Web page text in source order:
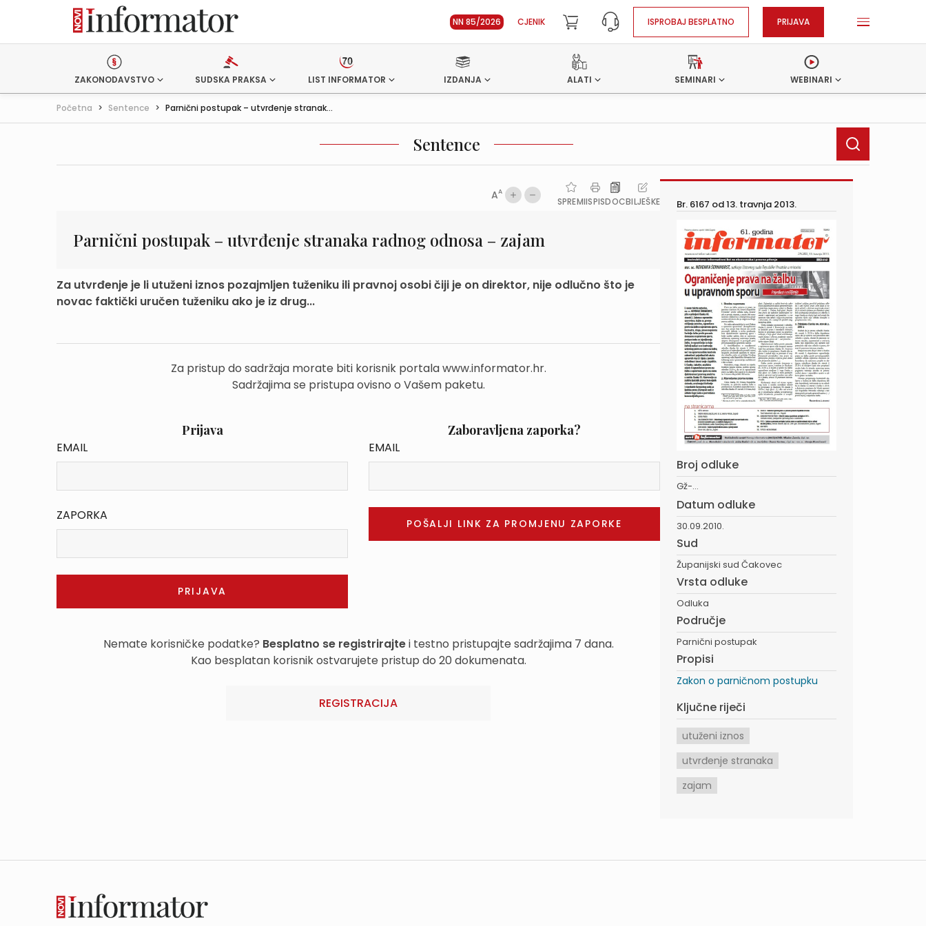
NN 85/2026 CJENIK ISPROBAJ BESPLATNO PRIJAVA
ZAKONODAVSTVO SUDSKA PRAKSA LIST INFORMATOR IZDANJA ALATI SEMINARI WEBINARI
Početna > Sentence > Parnični postupak – utvrđenje stranak...
Sentence
AA
SPREMIISPISDOCBILJEŠKE
Parnični postupak – utvrđenje stranaka radnog odnosa – zajam
Za utvrđenje je li utuženi iznos pozajmljen tuženiku ili pravnoj osobi čiji je on direktor, nije odlučno što je
novac faktički uručen tuženiku ako je iz drug...
Za pristup do sadržaja morate biti korisnik portala www.informator.hr.
Sadržajima se pristupa ovisno o Vašem paketu.
Prijava
EMAIL
ZAPORKA
Zaboravljena zaporka?
EMAIL
Nemate korisničke podatke? Besplatno se registrirajtei testno pristupajte sadržajima 7 dana.
Kao besplatan korisnik ostvarujete pristup do 20 dokumenata.
REGISTRACIJA
Br. 6167 od13. travnja 2013.
Broj odluke
Gž-...
Datum odluke
30.09.2010.
Sud
Županijski sud Čakovec
Vrsta odluke
Odluka
Područje
Parnični postupak
Propisi
Zakon o parničnom postupku
Ključne riječi
utuženi iznos
utvrđenje stranaka
zajam